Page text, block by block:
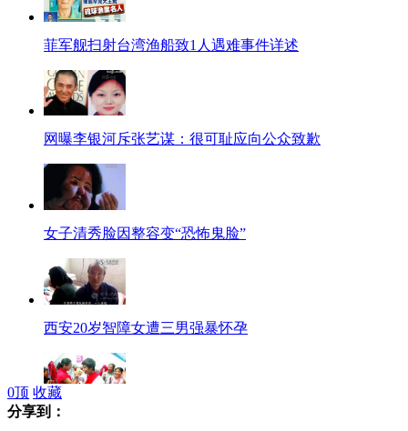
菲军舰扫射台湾渔船致1人遇难事件详述
网曝李银河斥张艺谋：很可耻应向公众致歉
女子清秀脸因整容变“恐怖鬼脸”
西安20岁智障女遭三男强暴怀孕
汶川地震帐篷婚礼家庭的五周年
0顶 收藏
分享到：